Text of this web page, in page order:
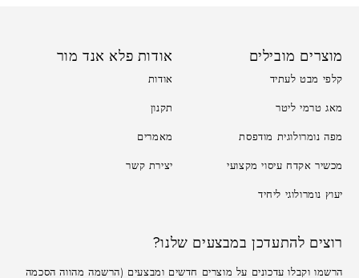
מוצרים מובילים
קלפי מבט לעתיד
מאג טרמי ליטר
מפה נומרולוגית מודפסת
מכשיר אקדח עיסוי מקצועי
יעוץ נומרולוגי ליחיד
אודות פלא אנד מור
אודות
תקנון
מאמרים
יצירת קשר
רוצים להתעדכן במבצעים שלנו?
הרשמו וקבלו עדכונים על מוצרים חדשים ומבצעים (הרשמה מהווה הסכמה